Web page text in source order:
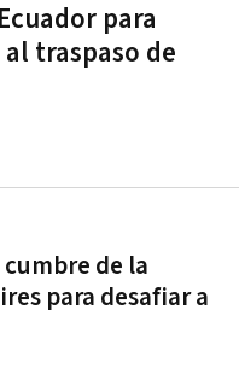
para
traspaso de
de la
para desafiar a